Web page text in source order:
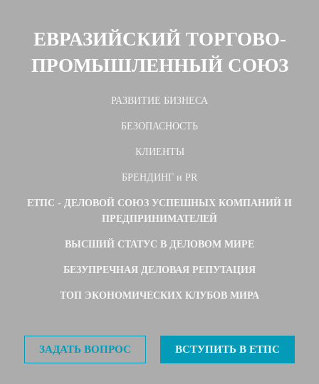
ЕВРАЗИЙСКИЙ ТОРГОВО-
ПРОМЫШЛЕННЫЙ СОЮЗ
РАЗВИТИЕ БИЗНЕСА
БЕЗОПАСНОСТЬ
КЛИЕНТЫ
БРЕНДИНГ и PR
ЕТПС - ДЕЛОВОЙ СОЮЗ УСПЕШНЫХ КОМПАНИЙ И
ПРЕДПРИНИМАТЕЛЕЙ
ВЫСШИЙ СТАТУС В ДЕЛОВОМ МИРЕ
БЕЗУПРЕЧНАЯ ДЕЛОВАЯ РЕПУТАЦИЯ
ТОП ЭКОНОМИЧЕСКИХ КЛУБОВ МИРА
ЗАДАТЬ ВОПРОС ВСТУПИТЬ В ЕТПС